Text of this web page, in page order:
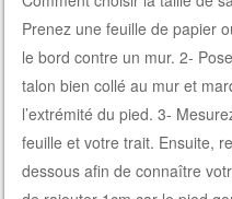
Prenez une feuille de papier
le bord contre un mur. 2-
talon bien collé au mur et
l’extrémité du pied. 3-
feuille et votre trait. Ensuite,
dessous afin de connaître